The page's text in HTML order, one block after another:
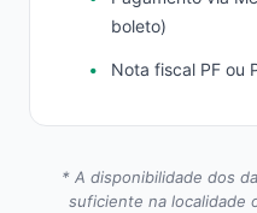
boleto)
Nota fiscal PF ou
* A disponibilidade dos
suficiente na